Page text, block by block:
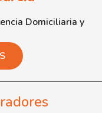
Domiciliaria y